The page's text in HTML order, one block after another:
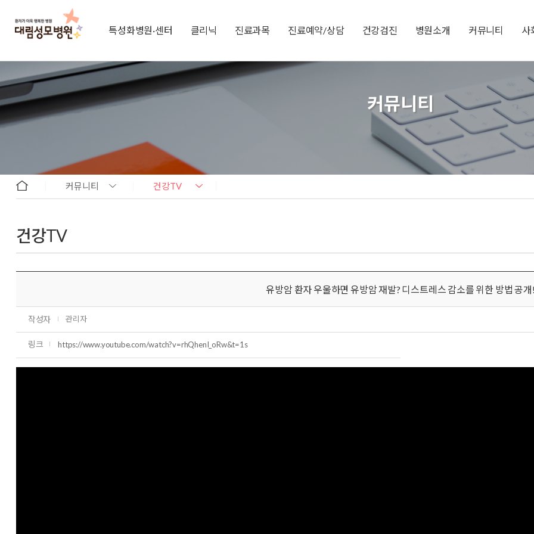
특성화병원·센터 클리닉 진료과목 진료예약/상담 건강검진 병원소개 커뮤니티 사
커뮤니티
커뮤니티 건강TV
건강TV
유방암 환자 우울하면 유방암 재발? 디스트레스 감소를 위한 방법 공개!
작성자 관리자
링크 https://www.youtube.com/watch?v=rhQhenI_oRw&t=1s